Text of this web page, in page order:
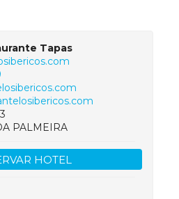
Tapas
PALMEIRA
HOTEL